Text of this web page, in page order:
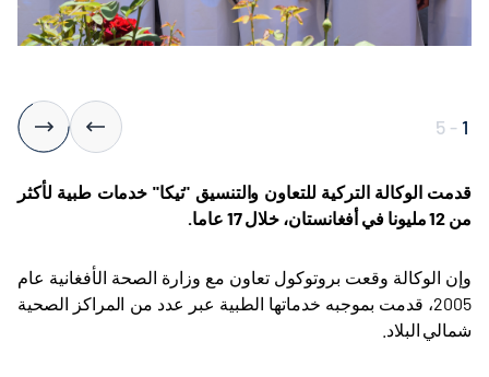
1
-
5
قدمت الوكالة التركية للتعاون والتنسيق "تيكا" خدمات طبية لأكثر
من 12 مليونا في أفغانستان، خلال 17 عاما
.
وإن الوكالة وقعت بروتوكول تعاون مع وزارة الصحة الأفغانية عام
2005، قدمت بموجبه خدماتها الطبية عبر عدد من المراكز الصحية
شمالي البلاد